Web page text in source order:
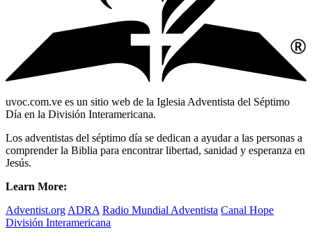
uvoc.com.ve es un sitio web de la Iglesia Adventista del Séptimo
Día en la División Interamericana.
Los adventistas del séptimo día se dedican a ayudar a las personas a
comprender la Biblia para encontrar libertad, sanidad y esperanza en
Jesús.
Learn More:
Adventist.org ADRA Radio Mundial Adventista Canal Hope
División Interamericana